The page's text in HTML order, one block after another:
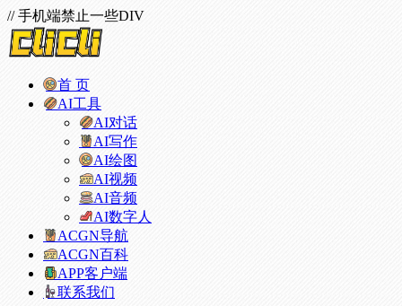
// 手机端禁止一些DIV
首 页
AI工具
AI对话
AI写作
AI绘图
AI视频
AI音频
AI数字人
ACGN导航
ACGN百科
APP客户端
联系我们